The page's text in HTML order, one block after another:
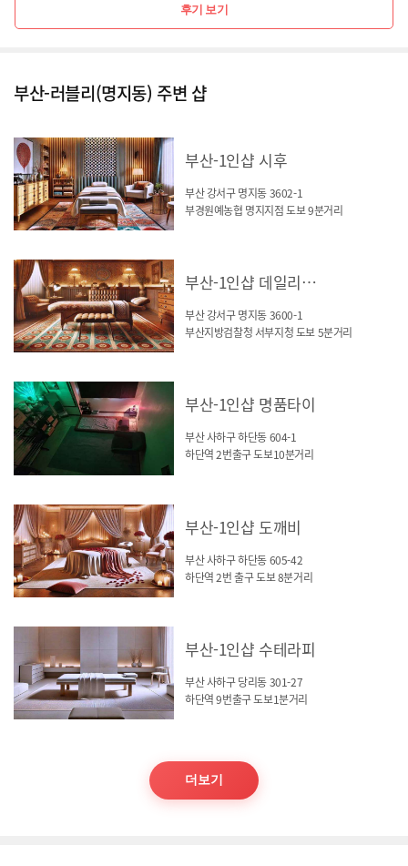
후기 보기
부산-러블리(명지동) 주변 샵
부산-1인샵 시후
부산 강서구 명지동 3602-1
부경원예농협 명지지점 도보 9분거리
부산-1인샵 데일리테라피(명지동)
부산 강서구 명지동 3600-1
부산지방검찰청 서부지청 도보 5분거리
부산-1인샵 명품타이
부산 사하구 하단동 604-1
하단역 2번출구 도보10분거리
부산-1인샵 도깨비
부산 사하구 하단동 605-42
하단역 2번 출구 도보 8분거리
부산-1인샵 수테라피
부산 사하구 당리동 301-27
하단역 9번출구 도보1분거리
더보기